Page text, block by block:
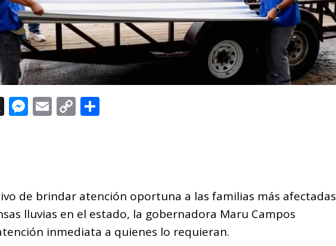
X M
g
e
r
E C
n
k
ti
r
de brindar atención oportuna a las familias más afectadas
lluvias en el estado, la gobernadora Maru Campos
inmediata a quienes lo requieran.